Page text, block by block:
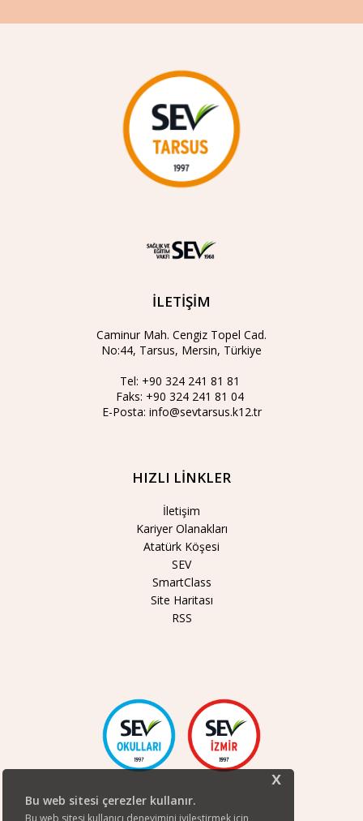
x
Bu web sitesi çerezler kullanır.
Bu web sitesi kullanıcı deneyimini iyileştirmek için
İLETİŞİM
Caminur Mah. Cengiz Topel Cad.
No:44, Tarsus, Mersin, Türkiye
Tel: +90 324 241 81 81
Faks: +90 324 241 81 04
E-Posta: info@sevtarsus.k12.tr
HIZLI LİNKLER
İletişim
Kariyer Olanakları
Atatürk Köşesi
SEV
SmartClass
Site Haritası
RSS